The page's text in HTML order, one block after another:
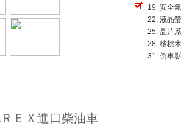
19. 安全
22. 液晶
25. 晶片
28. 核桃
31. 倒車
ＥＸ進口柴油車